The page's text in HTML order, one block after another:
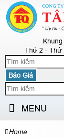
Thứ 2 - Thứ
Báo Giá
MENU
Home